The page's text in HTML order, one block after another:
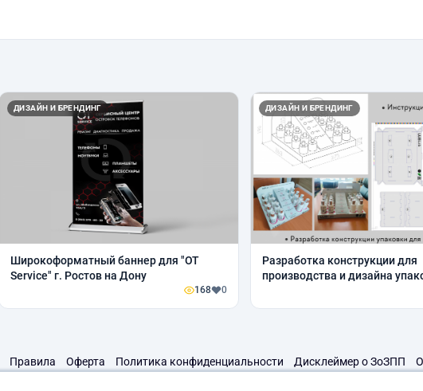
ДИЗАЙН И БРЕНДИНГ
Широкоформатный баннер для "OT
Service" г. Ростов на Дону
168 0
ДИЗАЙН И БРЕНДИНГ
Разработка конструкции для
производства и дизайна
Правила Оферта Политика конфиденциальности Дисклеймер о ЗоЗПП